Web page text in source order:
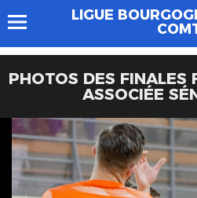
LIGUE
PHOTOS DES FINALES
ASSOCIÉE